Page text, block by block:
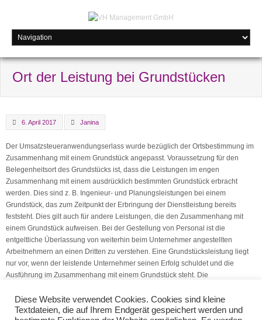
Ort der Leistung bei Grundstücken
6. April 2017 Janina
Der Umsatzsteueranwendungserlass wurde bezüglich der Ortsbestimmung im
Zusammenhang mit einem Grundstück angepasst. Voraussetzung für den
Belegenheitsort des Grundstücks ist, dass die Leistungen im engen
Zusammenhang mit einem ausdrücklich bestimmten Grundstück erbracht
werden. Dies sind z. B. Ingenieur- und Planungsleistungen bei einem
Grundstück, das zum Zeitpunkt der Erbringung der Dienstleistung bereits
feststeht. Dies gilt auch für andere Leistungen, die den Zusammenhang mit
einem Grundstück aufweisen. Bei der Gestellung von Personal ist die
entgeltliche Überlassung von weiterhin beim Unternehmer angestellten
Arbeitnehmern an einen Dritten zu verstehen. Eine Grundstücksleistung liegt
nur vor, wenn der leistende Unternehmer seinen Erfolg schuldet und die
Ausführung im Zusammenhang mit einem Grundstück steht. Die
(Quelle: V.S.H. Dienstleistungs GmbH)
Diese Website verwendet Cookies. Cookies sind kleine
Textdateien, die auf Ihrem Endgerät gespeichert werden und